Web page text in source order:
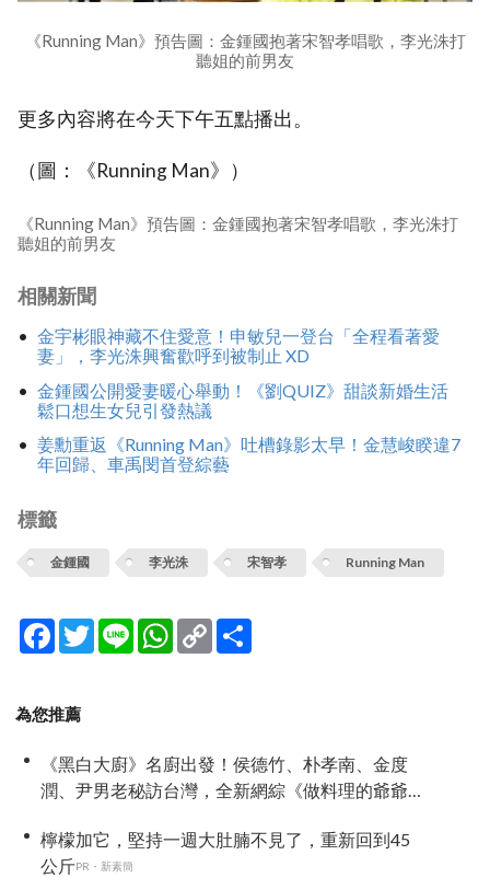
《Running Man》預告圖：金鍾國抱著宋智孝唱歌，李光洙打
聽姐的前男友
更多內容將在今天下午五點播出。
（圖：《Running Man》）
《Running Man》預告圖：金鍾國抱著宋智孝唱歌，李光洙打
聽姐的前男友
相關新聞
金宇彬眼神藏不住愛意！申敏兒一登台「全程看著愛
妻」，李光洙興奮歡呼到被制止 XD
金鍾國公開愛妻暖心舉動！《劉QUIZ》甜談新婚生活
鬆口想生女兒引發熱議
姜勳重返《Running Man》吐槽錄影太早！金慧峻睽違7
年回歸、車禹閔首登綜藝
標籤
金鍾國 李光洙 宋智孝 Running Man
Facebook
TwitterLine WhatsApp
Copy
Link
為您推薦
《黑白大廚》名廚出發！侯德竹、朴孝南、金度
潤、尹男老秘訪台灣，全新網綜《做料理的爺爺
檸檬加它，堅持一週大肚腩不見了，重新回到45
公斤PR・新素簡